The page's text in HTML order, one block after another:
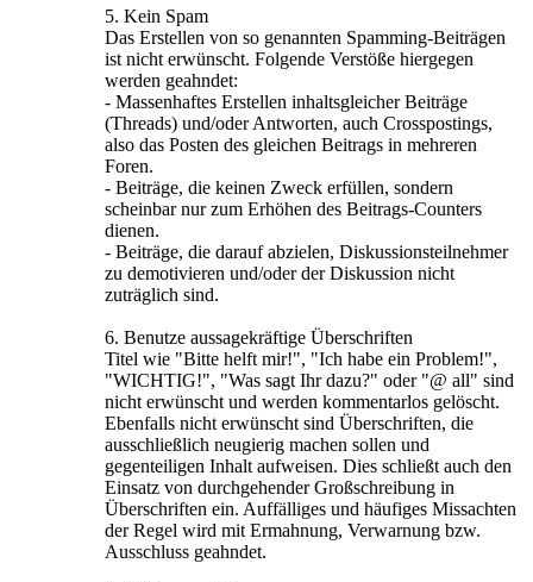
5. Kein Spam
Das Erstellen von so genannten Spamming-Beiträgen
ist nicht erwünscht. Folgende Verstöße hiergegen
werden geahndet:
- Massenhaftes Erstellen inhaltsgleicher Beiträge
(Threads) und/oder Antworten, auch Crosspostings,
also das Posten des gleichen Beitrags in mehreren
Foren.
- Beiträge, die keinen Zweck erfüllen, sondern
scheinbar nur zum Erhöhen des Beitrags-Counters
dienen.
- Beiträge, die darauf abzielen, Diskussionsteilnehmer
zu demotivieren und/oder der Diskussion nicht
zuträglich sind.
6. Benutze aussagekräftige Überschriften
Titel wie "Bitte helft mir!", "Ich habe ein Problem!",
"WICHTIG!", "Was sagt Ihr dazu?" oder "@ all" sind
nicht erwünscht und werden kommentarlos gelöscht.
Ebenfalls nicht erwünscht sind Überschriften, die
ausschließlich neugierig machen sollen und
gegenteiligen Inhalt aufweisen. Dies schließt auch den
Einsatz von durchgehender Großschreibung in
Überschriften ein. Auffälliges und häufiges Missachten
der Regel wird mit Ermahnung, Verwarnung bzw.
Ausschluss geahndet.